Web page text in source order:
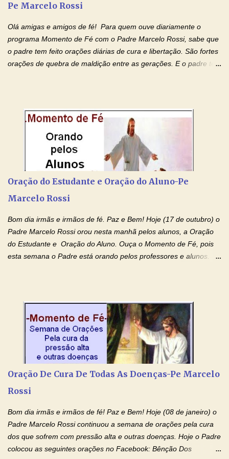
Pe Marcelo Rossi
Olá amigas e amigos de fé! Para quem ouve diariamente o
programa Momento de Fé com o Padre Marcelo Rossi, sabe que
o padre tem feito orações diárias de cura e libertação. São fortes
orações de quebra de maldição entre as gerações. E o padre tem
por estas valiosas orações. Tenham um lindo fim de semana na
paz de Jesus Cristo e no amor de Maria Santíssima. Adriana-
Devoção e Fé Clique para acessar: Facebook Padre Marcelo
Rossi Site Padre Marcelo Rossi (para ouvir o Momento de Fé)
Tocai, Cura! E Restaura! "Jesus, no poder de Seu Nome, peço
agora que as águas do meu batismo fluam para trás através das
gerações, através de todas as raízes da minha árvore
genealógica. Que o Sangue de Jesus, purificador e vivificante,
Oração do Estudante e Oração do Aluno-Pe
Marcelo Rossi
Bom dia irmãs e irmãos de fé. Paz e Bem! Hoje (17 de outubro) o
Padre Marcelo Rossi orou nesta manhã pelos alunos, a Oração
do Estudante e Oração do Aluno. Ouça o Momento de Fé, pois
esta semana o Padre está orando pelos professores e alunos.
intelectualmente e espiritualmente para o dia da prova. Confie no
amor Ágape de Jesus e no amor materno de Nossa Senhora.
Fique com a paz de Jesus e o amor de Maria! Adriana-Devoção e
Fé Oração do Estudante I Senhor, eu sou estudante, e por sinal,
inteligente. Prova isto é o fato de eu estar aqui, conversando com
o Senhor. Obrigado pelo dom da inteligência e pela possibilidade
de estudar. Mas, como o Senhor sabe, a vida de estudante nem
sempre é fácil. A rotina cansa e o aprender exige uma série de
Oração De Cura De Todas As Doenças-Pe Marcelo
Rossi
Bom dia irmãs e irmãos de fé! Paz e Bem! Hoje (08 de janeiro) o
Padre Marcelo Rossi continuou a semana de orações pela cura
dos que sofrem com pressão alta e outras doenças. Hoje o Padre
colocou as seguintes orações no Facebook: Bênção Dos